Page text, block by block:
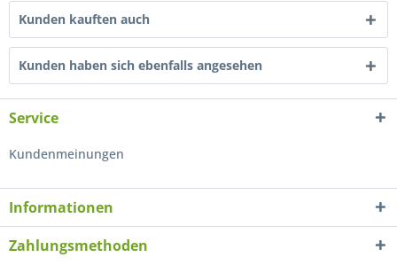
Kunden kauften auch
Kunden haben sich ebenfalls angesehen
Service
Kundenmeinungen
Informationen
Zahlungsmethoden